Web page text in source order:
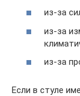
из-за
из-за
из-за
Если в стуле